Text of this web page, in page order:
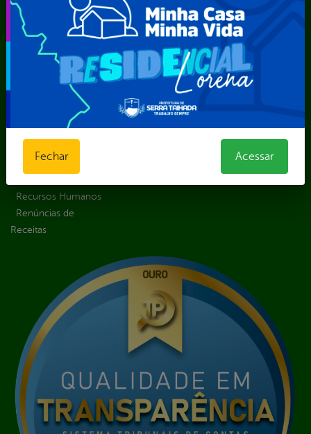
Estrutura
Organizacional
LGPD e Governo
Obras Públicas
Prestação de Contas
Recursos Humanos
Renúncias de
Receitas
Recurso
Solicitar um
Transporte
Escolar
Fechar Acessar